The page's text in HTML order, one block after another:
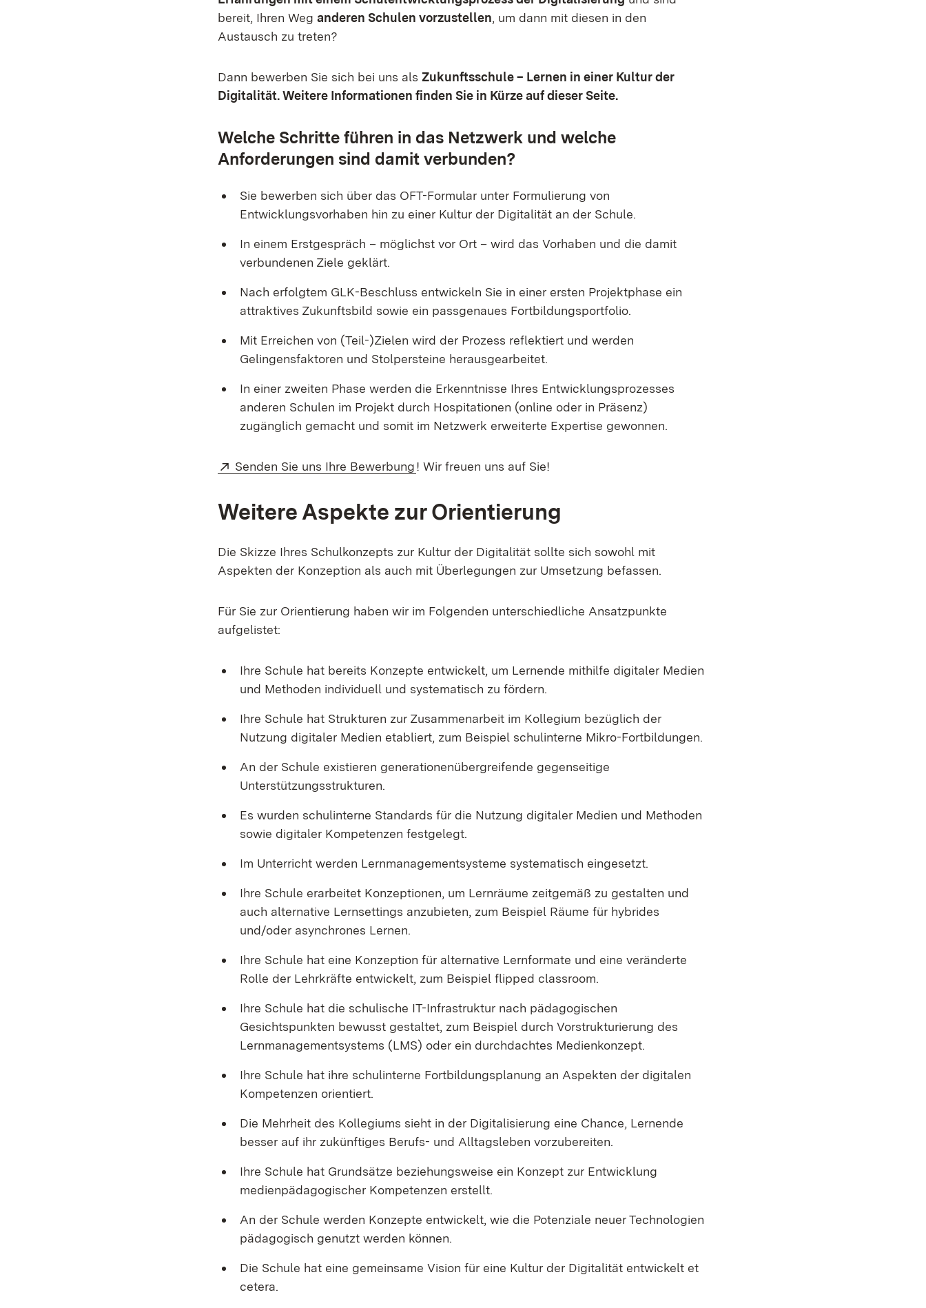
bereit, Ihren Weg anderen Schulen vorzustellen, um dann mit diesen in den
Austausch zu treten?
Dann bewerben Sie sich bei uns als Zukunftsschule – Lernen in einer Kultur der
Digitalität. Weitere Informationen finden Sie in Kürze auf dieser Seite.
Welche Schritte führen in das Netzwerk und welche
Anforderungen sind damit verbunden?
Sie bewerben sich über das OFT-Formular unter Formulierung von
Entwicklungsvorhaben hin zu einer Kultur der Digitalität an der Schule.
In einem Erstgespräch – möglichst vor Ort – wird das Vorhaben und die damit
verbundenen Ziele geklärt.
Nach erfolgtem GLK-Beschluss entwickeln Sie in einer ersten Projektphase ein
attraktives Zukunftsbild sowie ein passgenaues Fortbildungsportfolio.
Mit Erreichen von (Teil-)Zielen wird der Prozess reflektiert und werden
Gelingensfaktoren und Stolpersteine herausgearbeitet.
In einer zweiten Phase werden die Erkenntnisse Ihres Entwicklungsprozesses
anderen Schulen im Projekt durch Hospitationen (online oder in Präsenz)
zugänglich gemacht und somit im Netzwerk erweiterte Expertise gewonnen.
External:
Senden Sie uns Ihre Bewerbung(Opens in new window)
! Wir freuen uns auf Sie!
Weitere Aspekte zur Orientierung
Die Skizze Ihres Schulkonzepts zur Kultur der Digitalität sollte sich sowohl mit
Aspekten der Konzeption als auch mit Überlegungen zur Umsetzung befassen.
Für Sie zur Orientierung haben wir im Folgenden unterschiedliche Ansatzpunkte
aufgelistet:
Ihre Schule hat bereits Konzepte entwickelt, um Lernende mithilfe digitaler Medien
und Methoden individuell und systematisch zu fördern.
Ihre Schule hat Strukturen zur Zusammenarbeit im Kollegium bezüglich der
Nutzung digitaler Medien etabliert, zum Beispiel schulinterne Mikro-Fortbildungen.
An der Schule existieren generationenübergreifende gegenseitige
Unterstützungsstrukturen.
Es wurden schulinterne Standards für die Nutzung digitaler Medien und Methoden
sowie digitaler Kompetenzen festgelegt.
Im Unterricht werden Lernmanagementsysteme systematisch eingesetzt.
Ihre Schule erarbeitet Konzeptionen, um Lernräume zeitgemäß zu gestalten und
auch alternative Lernsettings anzubieten, zum Beispiel Räume für hybrides
und/oder asynchrones Lernen.
Ihre Schule hat eine Konzeption für alternative Lernformate und eine veränderte
Rolle der Lehrkräfte entwickelt, zum Beispiel flipped classroom.
Ihre Schule hat die schulische IT-Infrastruktur nach pädagogischen
Gesichtspunkten bewusst gestaltet, zum Beispiel durch Vorstrukturierung des
Lernmanagementsystems (LMS) oder ein durchdachtes Medienkonzept.
Ihre Schule hat ihre schulinterne Fortbildungsplanung an Aspekten der digitalen
Kompetenzen orientiert.
Die Mehrheit des Kollegiums sieht in der Digitalisierung eine Chance, Lernende
besser auf ihr zukünftiges Berufs- und Alltagsleben vorzubereiten.
Ihre Schule hat Grundsätze beziehungsweise ein Konzept zur Entwicklung
medienpädagogischer Kompetenzen erstellt.
An der Schule werden Konzepte entwickelt, wie die Potenziale neuer Technologien
pädagogisch genutzt werden können.
Die Schule hat eine gemeinsame Vision für eine Kultur der Digitalität entwickelt et
cetera.